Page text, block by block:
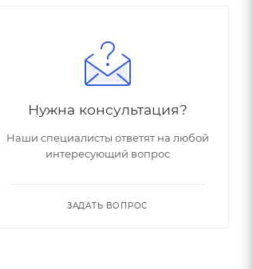
Нужна консультация?
Наши специалисты ответят на любой
интересующий вопрос
ЗАДАТЬ ВОПРОС